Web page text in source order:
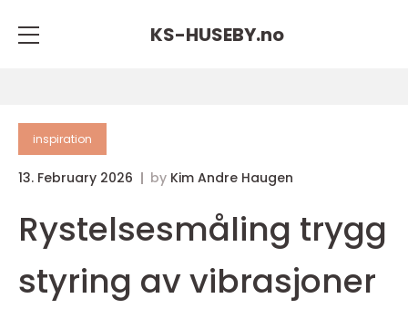
KS-HUSEBY.no
inspiration
13. February 2026 by Kim Andre Haugen
Rystelsesmåling trygg
styring av vibrasjoner